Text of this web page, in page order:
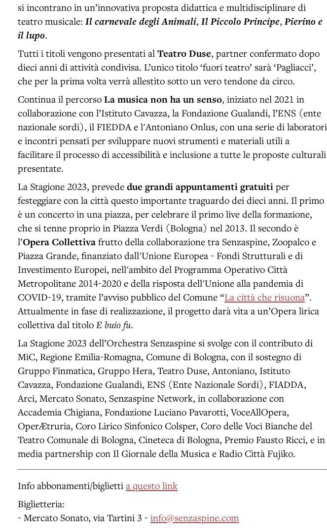
si incontrano in un’innovativa proposta didattica e multidisciplinare di
teatro musicale: Il carnevale degli Animali, Il Piccolo Principe, Pierino e
il lupo.
Tutti i titoli vengono presentati al Teatro Duse, partner confermato dopo
dieci anni di attività condivisa. L’unico titolo ‘fuori teatro’ sarà ‘Pagliacci’,
che per la prima volta verrà allestito sotto un vero tendone da circo.
Continua il percorso La musica non ha un senso, iniziato nel 2021 in
collaborazione con l’Istituto Cavazza, la Fondazione Gualandi, l’ENS (ente
nazionale sordi), il FIEDDA e l'Antoniano Onlus, con una serie di laboratori
e incontri pensati per sviluppare nuovi strumenti e materiali utili a
facilitare il processo di accessibilità e inclusione a tutte le proposte culturali
presentate.
La Stagione 2023, prevede due grandi appuntamenti gratuiti per
festeggiare con la città questo importante traguardo dei dieci anni. Il primo
è un concerto in una piazza, per celebrare il primo live della formazione,
che si tenne proprio in Piazza Verdi (Bologna) nel 2013. Il secondo è
l’Opera Collettiva frutto della collaborazione tra Senzaspine, Zoopalco e
Piazza Grande, finanziato dall'Unione Europea - Fondi Strutturali e di
Investimento Europei, nell'ambito del Programma Operativo Città
Metropolitane 2014-2020 e della risposta dell'Unione alla pandemia di
COVID-19, tramite l’avviso pubblico del Comune “La città che risuona”.
Attualmente in fase di realizzazione, il progetto darà vita a un’Opera lirica
collettiva dal titolo E buio fu.
La Stagione 2023 dell’Orchestra Senzaspine si svolge con il contributo di
MiC, Regione Emilia-Romagna, Comune di Bologna, con il sostegno di
Gruppo Finmatica, Gruppo Hera, Teatro Duse, Antoniano, Istituto
Cavazza, Fondazione Gualandi, ENS (Ente Nazionale Sordi), FIADDA,
Arci, Mercato Sonato, Senzaspine Network, in collaborazione con
Accademia Chigiana, Fondazione Luciano Pavarotti, VoceAllOpera,
OperÆtruria, Coro Lirico Sinfonico Colsper, Coro delle Voci Bianche del
Teatro Comunale di Bologna, Cineteca di Bologna, Premio Fausto Ricci, e in
media partnership con Il Giornale della Musica e Radio Città Fujiko.
Info abbonamenti/biglietti a questo link
Biglietteria:
- Mercato Sonato, via Tartini 3 - info@senzaspine.com